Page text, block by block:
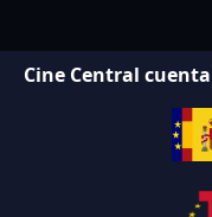
Cine Central